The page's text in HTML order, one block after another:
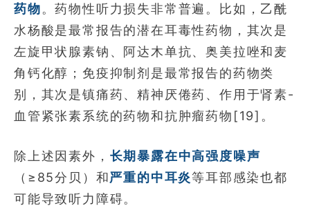
药物。药物性听力损失非常普遍。比如，乙酰
水杨酸是最常报告的潜在耳毒性药物，其次是
左旋甲状腺素钠、阿达木单抗、奥美拉唑和麦
角钙化醇；免疫抑制剂是最常报告的药物类
别，其次是镇痛药、精神厌倦药、作用于肾素-
血管紧张素系统的药物和抗肿瘤药物[19]。
除上述因素外， 长期暴露在中高强度噪声
（≥85分贝）和严重的中耳炎等耳部感染也都
可能导致听力障碍。